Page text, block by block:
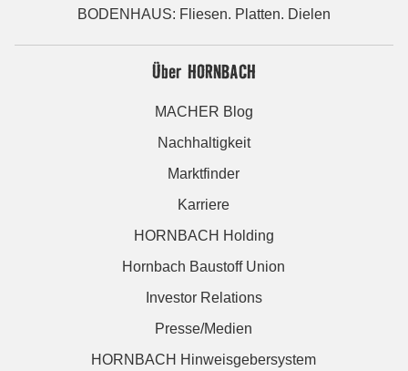
BODENHAUS: Fliesen. Platten. Dielen
Über HORNBACH
MACHER Blog
Nachhaltigkeit
Marktfinder
Karriere
HORNBACH Holding
Hornbach Baustoff Union
Investor Relations
Presse/Medien
HORNBACH Hinweisgebersystem